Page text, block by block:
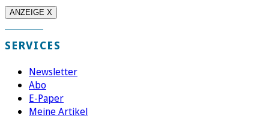
ANZEIGE X
SERVICES
Newsletter
Abo
E-Paper
Meine Artikel